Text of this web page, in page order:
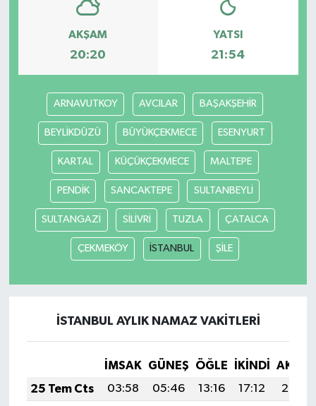
AKŞAM
20:20
YATSI
21:54
ARNAVUTKOY AVCILAR BAŞAKŞEHİR
BEYLİKDÜZÜ BÜYÜKÇEKMECE ESENYURT
KARTAL KÜÇÜKÇEKMECE MALTEPE
PENDİK SANCAKTEPE SULTANBEYLİ
SULTANGAZİ SİLİVRİ TUZLA ÇATALCA
ÇEKMEKÖY İSTANBUL ŞİLE
İSTANBUL AYLIK NAMAZ VAKITLERI
İMSAK GÜNEŞ ÖĞLE İKINDI
25 Tem Cts
03:58 05:46 13:16 17:12
20:35